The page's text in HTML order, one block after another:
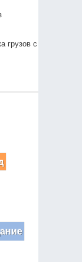
грузов с